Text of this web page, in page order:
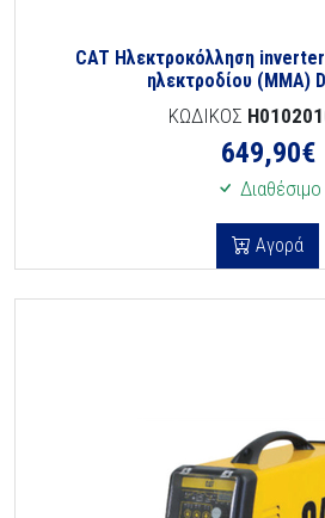
CAT Ηλεκτροκόλληση
ηλεκτροδίου (MMA)
ΚΩΔΙΚΟΣ
649,90€
Διαθέσιμο
Αγορά